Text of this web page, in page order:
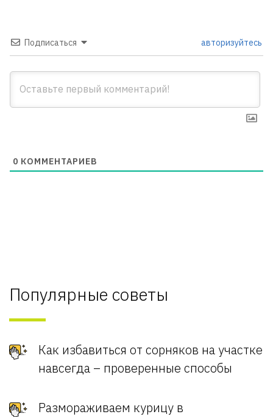
Подписаться авторизуйтесь
0 КОММЕНТАРИЕВ
Популярные советы
Как избавиться от сорняков на участке
навсегда – проверенные способы
Размораживаем курицу в